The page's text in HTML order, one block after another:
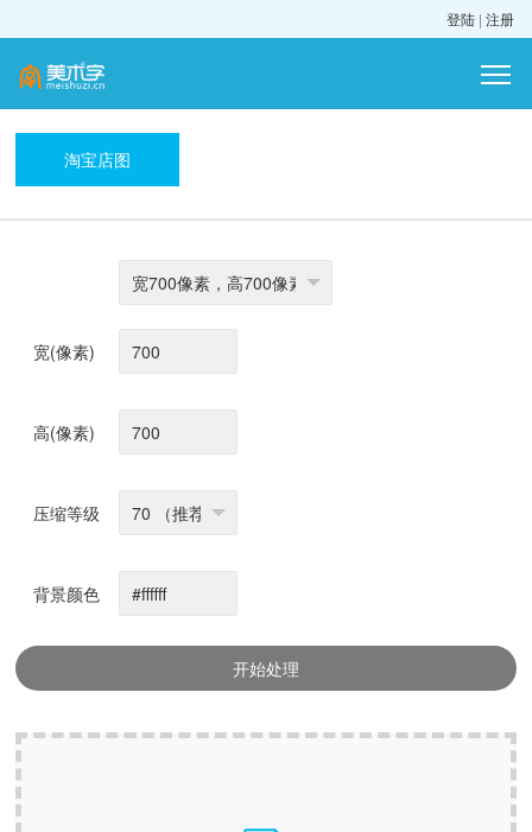
登陆 | 注册
淘宝店图
宽(像素)
高(像素)
压缩等级
背景颜色
开始处理